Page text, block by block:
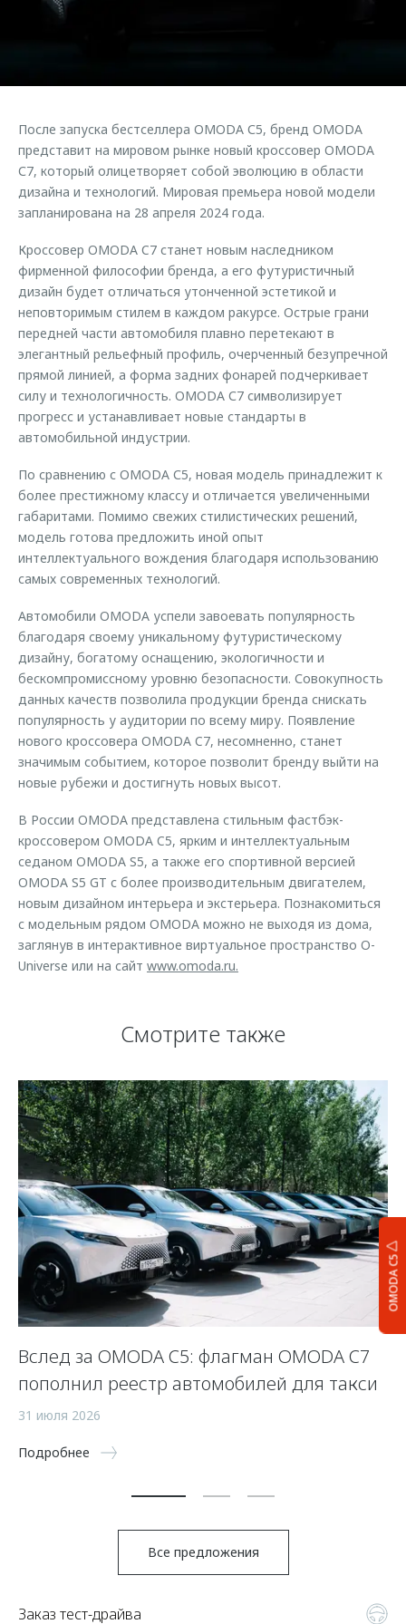
Страхование
Оригинальные аксессуары
Запчасти
Трейд-ин
Руководства по эксплуатации
Приложение O&J
Аксессуары
Одежда и сувениры
Запчасти
OMODA C5
После запуска бестселлера OMODA С5, бренд OMODA
представит на мировом рынке новый кроссовер OMODA
С7, который олицетворяет собой эволюцию в области
дизайна и технологий. Мировая премьера новой модели
запланирована на 28 апреля 2024 года.
Кроссовер OMODA C7 станет новым наследником
фирменной философии бренда, а его футуристичный
дизайн будет отличаться утонченной эстетикой и
неповторимым стилем в каждом ракурсе. Острые грани
передней части автомобиля плавно перетекают в
элегантный рельефный профиль, очерченный безупречной
прямой линией, а форма задних фонарей подчеркивает
силу и технологичность. OMODA С7 символизирует
прогресс и устанавливает новые стандарты в
автомобильной индустрии.
По сравнению с OMODA С5, новая модель принадлежит к
более престижному классу и отличается увеличенными
габаритами. Помимо свежих стилистических решений,
модель готова предложить иной опыт
интеллектуального вождения благодаря использованию
самых современных технологий.
Автомобили OMODA успели завоевать популярность
благодаря своему уникальному футуристическому
дизайну, богатому оснащению, экологичности и
бескомпромиссному уровню безопасности. Совокупность
данных качеств позволила продукции бренда снискать
популярность у аудитории по всему миру. Появление
нового кроссовера OMODA C7, несомненно, станет
значимым событием, которое позволит бренду выйти на
новые рубежи и достигнуть новых высот.
В России OMODA представлена стильным фастбэк-
кроссовером OMODA C5, ярким и интеллектуальным
седаном OMODA S5, а также его спортивной версией
OMODA S5 GT с более производительным двигателем,
новым дизайном интерьера и экстерьера. Познакомиться
с модельным рядом OMODA можно не выходя из дома,
заглянув в интерактивное виртуальное пространство O-
Universe или на сайт www.omoda.ru.
Смотрите также
Вслед за OMODA C5: флагман OMODA C7
пополнил реестр автомобилей для такси
31 июля 2026
Подробнее
Все предложения
Заказ тест-драйва